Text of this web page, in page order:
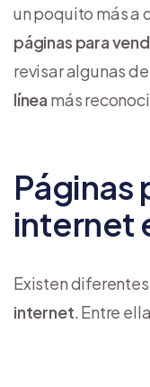
un poquito más a
páginas para
revisar algunas
línea más
Páginas
internet
Existen
internet . Entre